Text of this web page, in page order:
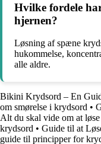
Hvilke fordele
hjernen?
Løsning af spæne
hukommelse,
alle aldre.
Bikini Krydsord – En
om smørelse i krydsord •
Alt du skal vide om at
krydsord • Guide til at
guide til principper for